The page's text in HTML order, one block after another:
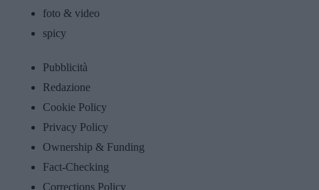
foto & video
spicy
Pubblicità
Redazione
Cookie Policy
Privacy Policy
Ownership & Funding
Fact-Checking
Corrections Policy